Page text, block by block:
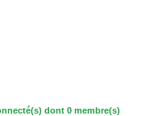
dont 0 membre(s)